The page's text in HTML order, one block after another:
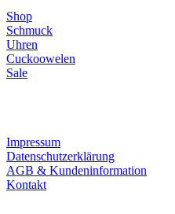
Shop
Schmuck
Uhren
Cuckoowelen
Sale
Impressum
Datenschutzerklärung
AGB & Kundeninformation
Kontakt